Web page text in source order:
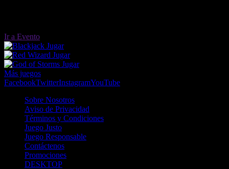
Ir a Evento
Jugar
Jugar
Jugar
Más juegos
FacebookTwitterInstagramYouTube
Sobre Nosotros
Aviso de Privacidad
Términos y Condiciones
Juego Justo
Juego Responsable
Contáctenos
Promociones
DESKTOP